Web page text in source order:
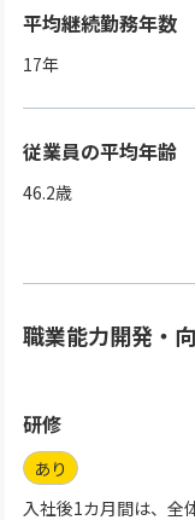
平均継続勤務年数
17年
従業員の平均年齢
46.2歳
職業能力開発・
研修
あり
入社後1カ月間は、全